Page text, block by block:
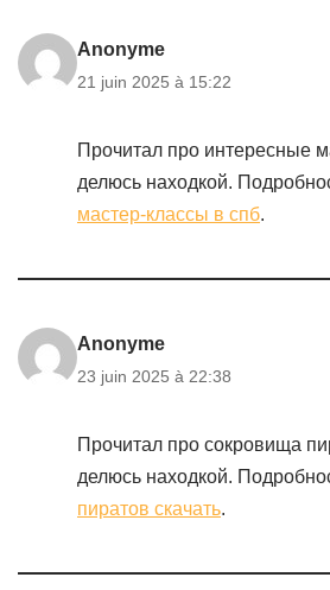
Anonyme
21 juin 2025 à 15:22
Прочитал про интересные
делюсь находкой.
мастер-классы в спб.
Anonyme
23 juin 2025 à 22:38
Прочитал про сокровища
делюсь находкой.
пиратов скачать.